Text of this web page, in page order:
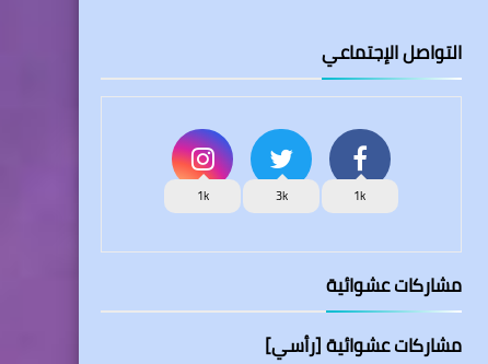
التواصل الإجتماعي
1k
3k
1k
مشاركات عشوائية
مشاركات عشوائية [رأسي]